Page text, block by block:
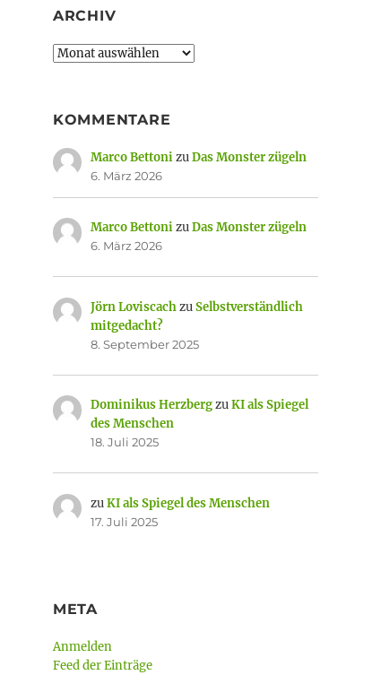
ARCHIV
Archiv
KOMMENTARE
Marco BettonizuDas Monster zügeln
6. März 2026
Marco BettonizuDas Monster zügeln
6. März 2026
Jörn LoviscachzuSelbstverständlich
mitgedacht?
8. September 2025
Dominikus HerzbergzuKI als Spiegel
des Menschen
18. Juli 2025
zuKI als Spiegel des Menschen
17. Juli 2025
META
Anmelden
Feed der Einträge